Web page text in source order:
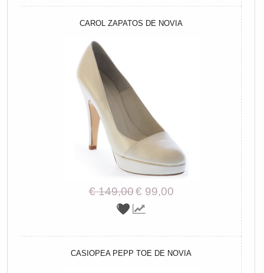
CAROL ZAPATOS DE NOVIA
€ 149,00€ 99,00
CASIOPEA PEPP TOE DE NOVIA